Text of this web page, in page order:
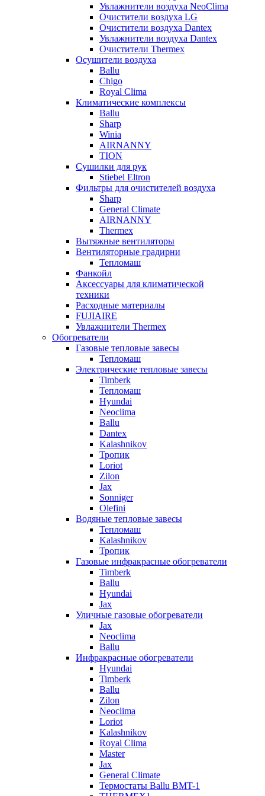
Увлажнители воздуха NeoClima
Очистители воздуха LG
Очистители воздуха Dantex
Увлажнители воздуха Dantex
Очистители Thermex
Осушители воздуха
Ballu
Chigo
Royal Clima
Климатические комплексы
Ballu
Sharp
Winia
AIRNANNY
TION
Сушилки для рук
Stiebel Eltron
Фильтры для очистителей воздуха
Sharp
General Climate
AIRNANNY
Thermex
Вытяжные вентиляторы
Вентиляторные градирни
Тепломаш
Фанкойл
Аксессуары для климатической
техники
Расходные материалы
FUJIAIRE
Увлажнители Thermex
Обогреватели
Газовые тепловые завесы
Тепломаш
Электрические тепловые завесы
Timberk
Тепломаш
Hyundai
Neoclima
Ballu
Dantex
Kalashnikov
Тропик
Loriot
Zilon
Jax
Sonniger
Olefini
Водяные тепловые завесы
Тепломаш
Kalashnikov
Тропик
Газовые инфракрасные обогреватели
Timberk
Ballu
Hyundai
Jax
Уличные газовые обогреватели
Jax
Neoclima
Ballu
Инфракрасные обогреватели
Hyundai
Timberk
Ballu
Zilon
Neoclima
Loriot
Kalashnikov
Royal Clima
Master
Jax
General Climate
Термостаты Ballu BMT-1